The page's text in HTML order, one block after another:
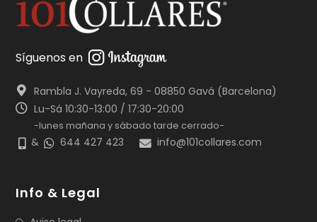
Síguenos en
Rambla J. Vayreda, 69 - 08850 Gavá (Barcelona)
Lu-Sá 10:30-13:00 / 17:30-20:00
-lunes mañana y sábado tarde cerrado-
& 644 427 423 info@101collares.com
Info & Legal